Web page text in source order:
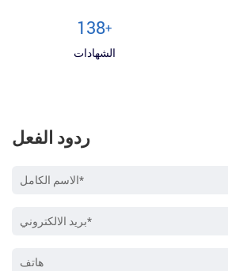
150+
الشهادات
ردود الفعل